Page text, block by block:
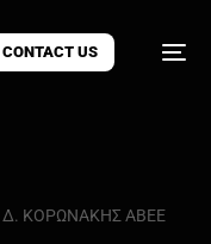
CONTACT US
Δ. ΚΟΡΩΝΑΚΗΣ ΑΒΕΕ